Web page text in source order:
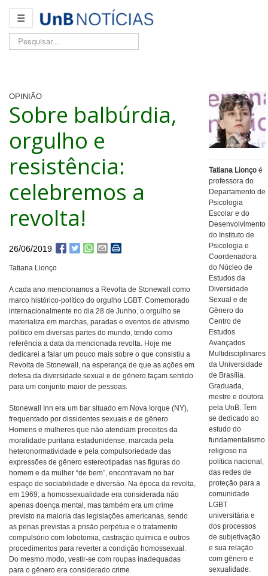
☰
Pesquisar...
OPINIÃO
Tatiana Lionço é
professora do
Departamento de
Psicologia
Escolar e do
Desenvolvimento
do Instituto de
Psicologia e
Coordenadora
do Núcleo de
Estudos da
Diversidade
Sexual e de
Gênero do
Centro de
Estudos
Avançados
Multidisciplinares
da Universidade
de Brasília.
Graduada,
mestre e doutora
pela UnB. Tem
se dedicado ao
estudo do
fundamentalismo
religioso na
política nacional,
das redes de
proteção para a
comunidade
LGBT
universitária e
dos processos
de subjetivação
e sua relação
com gênero e
sexualidade.
Sobre balbúrdia,
orgulho e
resistência:
celebremos a
revolta!
26/06/2019
Tatiana Lionço
A cada ano mencionamos a Revolta de Stonewall como
marco histórico-político do orgulho LGBT. Comemorado
internacionalmente no dia 28 de Junho, o orgulho se
materializa em marchas, paradas e eventos de ativismo
político em diversas partes do mundo, tendo como
referência a data da mencionada revolta. Hoje me
dedicarei a falar um pouco mais sobre o que consistiu a
Revolta de Stonewall, na esperança de que as ações em
defesa da diversidade sexual e de gênero façam sentido
para um conjunto maior de pessoas.
Stonewall Inn era um bar situado em Nova Iorque (NY),
frequentado por dissidentes sexuais e de gênero.
Homens e mulheres que não atendiam preceitos da
moralidade puritana estadunidense, marcada pela
heteronormatividade e pela compulsoriedade das
expressões de gênero estereotipadas nas figuras do
homem e da mulher “de bem”, encontravam no bar
espaço de sociabilidade e diversão. Na época da revolta,
em 1969, a homossexualidade era considerada não
apenas doença mental, mas também era um crime
previsto na maioria das legislações americanas, sendo
as penas previstas a prisão perpétua e o tratamento
compulsório com lobotomia, castração química e outros
procedimentos para reverter a condição homossexual.
Do mesmo modo, vestir-se com roupas inadequadas
para o gênero era considerado crime.